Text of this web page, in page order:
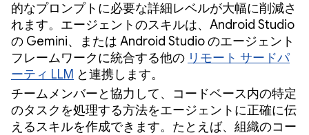
的なプロンプトに必要な詳細レベルが大幅に削減さ
れます。エージェントのスキルは、Android Studio
の Gemini、または Android Studio のエージェント
フレームワークに統合する他の リモート サードパ
ーティ LLM と連携します。
チームメンバーと協力して、コードベース内の特定
のタスクを処理する方法をエージェントに正確に伝
えるスキルを作成できます。たとえば、組織のコー